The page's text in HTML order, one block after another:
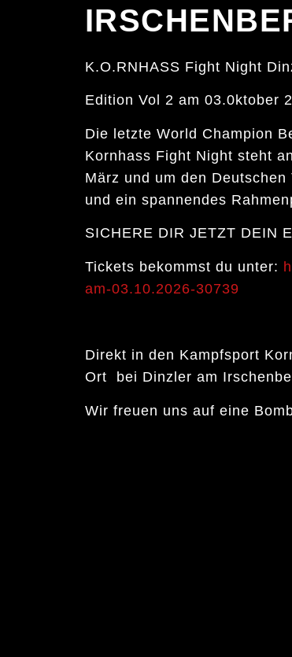
K.O.RNHASS Fight Night
Edition Vol 2 am 03.0ktober
Die letzte World Champion
Kornhass Fight Night steht
März und um den
und ein spannendes
SICHERE DIR JETZT DEIN
Tickets bekommst du unter:
am-03.10.2026-30739
Direkt in den Kampfsport
Ort bei Dinzler am
Wir freuen uns auf eine